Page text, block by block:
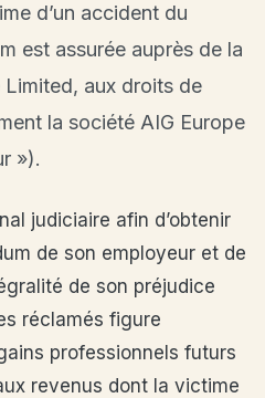
d’un accident du
est assurée auprès de la
aux droits de
la société AIG Europe
»).
judiciaire afin d’obtenir
de son employeur et de
de son préjudice
réclamés figure
professionnels futurs
revenus dont la victime